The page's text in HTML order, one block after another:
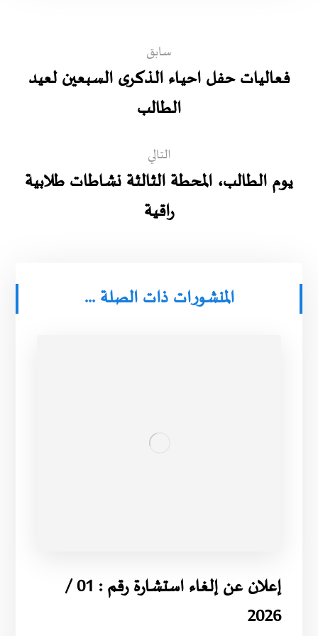
سابق
فعاليات حفل احيـاء الـذكـرى السبعين لعيد
الطالب
التالي
يوم الطالب، المحطة الثالثة نشاطات طلابية
راقية
المنشورات ذات الصلة ...
إعلان عن إلغاء استشارة رقم : 01 /
2026